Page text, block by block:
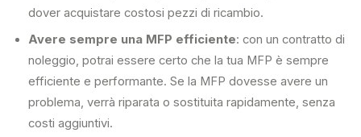
dover acquistare costosi pezzi di ricambio.
Avere sempre una MFP efficiente: con un contratto di
noleggio, potrai essere certo che la tua MFP è sempre
efficiente e performante. Se la MFP dovesse avere un
problema, verrà riparata o sostituita rapidamente, senza
costi aggiuntivi.